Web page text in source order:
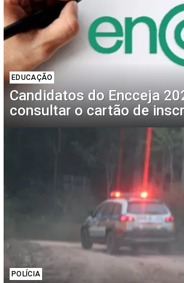
EDUCAÇÃO
Candidatos do Encceja
consultar o cartão de
POLÍCIA